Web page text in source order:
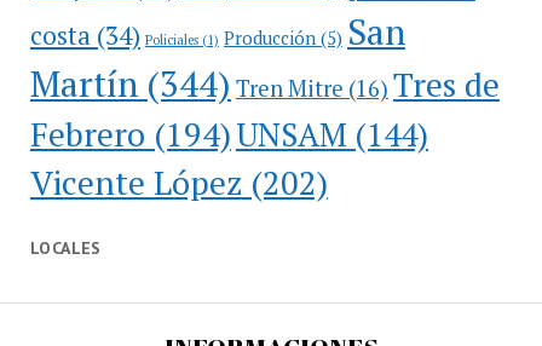
costa(34) Policiales(1) Producción(5) San
Martín(344) Tren Mitre (16) Tres de
Febrero (194)UNSAM (144)
Vicente López (202)
LOCALES